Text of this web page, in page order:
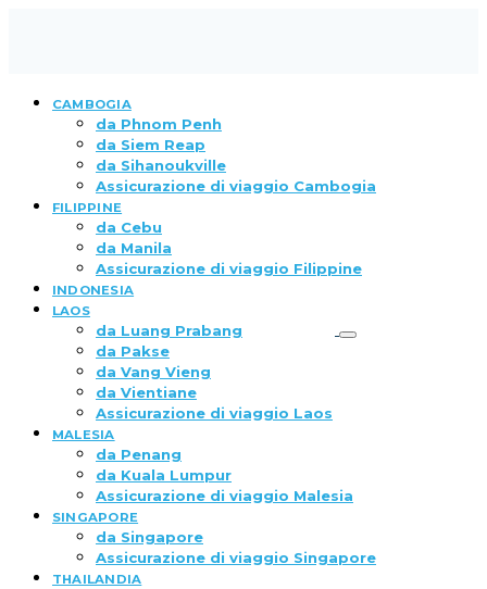
CAMBOGIA
da Phnom Penh
da Siem Reap
da Sihanoukville
Assicurazione di viaggio Cambogia
FILIPPINE
da Cebu
da Manila
Assicurazione di viaggio Filippine
INDONESIA
LAOS
da Luang Prabang
da Pakse
da Vang Vieng
da Vientiane
Assicurazione di viaggio Laos
MALESIA
da Penang
da Kuala Lumpur
Assicurazione di viaggio Malesia
SINGAPORE
da Singapore
Assicurazione di viaggio Singapore
THAILANDIA